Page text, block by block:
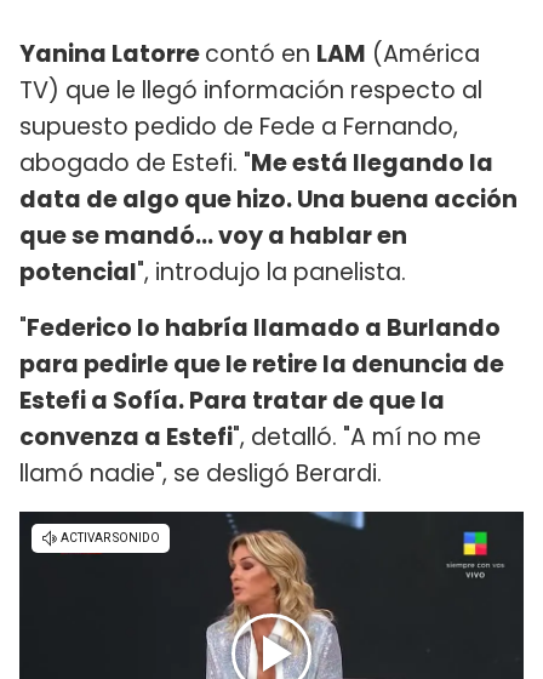
Yanina Latorrecontó en LAM (América
TV) que le llegó información respecto al
supuesto pedido de Fede a Fernando,
abogado de Estefi. "Me está llegando la
data de algo que hizo. Una buena acción
que se mandó... voy a hablar en
potencial", introdujo la panelista.
"Federico lo habría llamado a Burlando
para pedirle que le retire la denuncia de
Estefi a Sofía. Para tratar de que la
convenza a Estefi", detalló. "A mí no me
llamó nadie", se desligó Berardi.